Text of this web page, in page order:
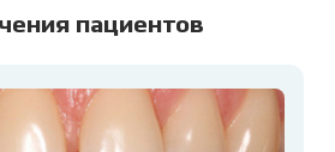
пациентов